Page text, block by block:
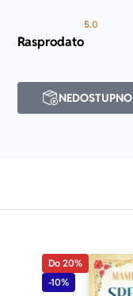
u omiljene
5.0
Rasprodato
NEDOSTUPNO
Do 20%
-10%